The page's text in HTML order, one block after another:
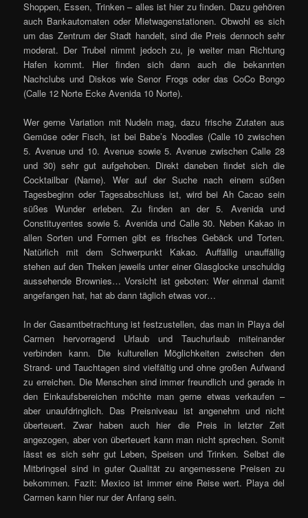
Shoppen, Essen, Trinken – alles ist hier zu finden. Dazu gehören
auch Bankautomaten oder Mietwagenstationen. Obwohl es sich
um das Zentrum der Stadt handelt, sind die Preis dennoch sehr
moderat. Der Trubel nimmt jedoch zu, je weiter man Richtung
Hafen kommt. Hier finden sich dann auch die bekannten
Nachclubs und Diskos wie Senor Frogs oder das CoCo Bongo
(Calle 12 Norte Ecke Avenida 10 Norte).
Wer gerne Variation mit Nudeln mag, dazu frische Zutaten aus
Gemüse oder Fisch, ist bei Babe’s Noodles (Calle 10 zwischen
5. Avenue und 10. Avenue sowie 5. Avenue zwischen Calle 28
und 30) sehr gut aufgehoben. Direkt daneben findet sich die
Cocktailbar (Name). Wer auf der Suche nach einem süßen
Tagesbeginn oder Tagesabschluss ist, wird bei Ah Cacao sein
süßes Wunder erleben. Zu finden an der 5. Avenida und
Constituyentes sowie 5. Avenida und Calle 30. Neben Kakao in
allen Sorten und Formen gibt es frisches Gebäck und Torten.
Natürlich mit dem Schwerpunkt Kakao. Auffällig unauffällig
stehen auf den Theken jeweils unter einer Glasglocke unschuldig
aussehende Brownies… Vorsicht ist geboten: Wer einmal damit
angefangen hat, hat ab dann täglich etwas vor…
In der Gasamtbetrachtung ist festzustellen, das man in Playa del
Carmen hervorragend Urlaub und Tauchurlaub miteinander
verbinden kann. Die kulturellen Möglichkeiten zwischen den
Strand- und Tauchtagen sind vielfältig und ohne großen Aufwand
zu erreichen. Die Menschen sind immer freundlich und gerade in
den Einkaufsbereichen möchte man gerne etwas verkaufen –
aber unaufdringlich. Das Preisniveau ist angenehm und nicht
überteuert. Zwar haben auch hier die Preis in letzter Zeit
angezogen, aber von überteuert kann man nicht sprechen. Somit
lässt es sich sehr gut Leben, Speisen und Trinken. Selbst die
Mitbringsel sind in guter Qualität zu angemessene Preisen zu
bekommen. Fazit: Mexico ist immer eine Reise wert. Playa del
Carmen kann hier nur der Anfang sein.